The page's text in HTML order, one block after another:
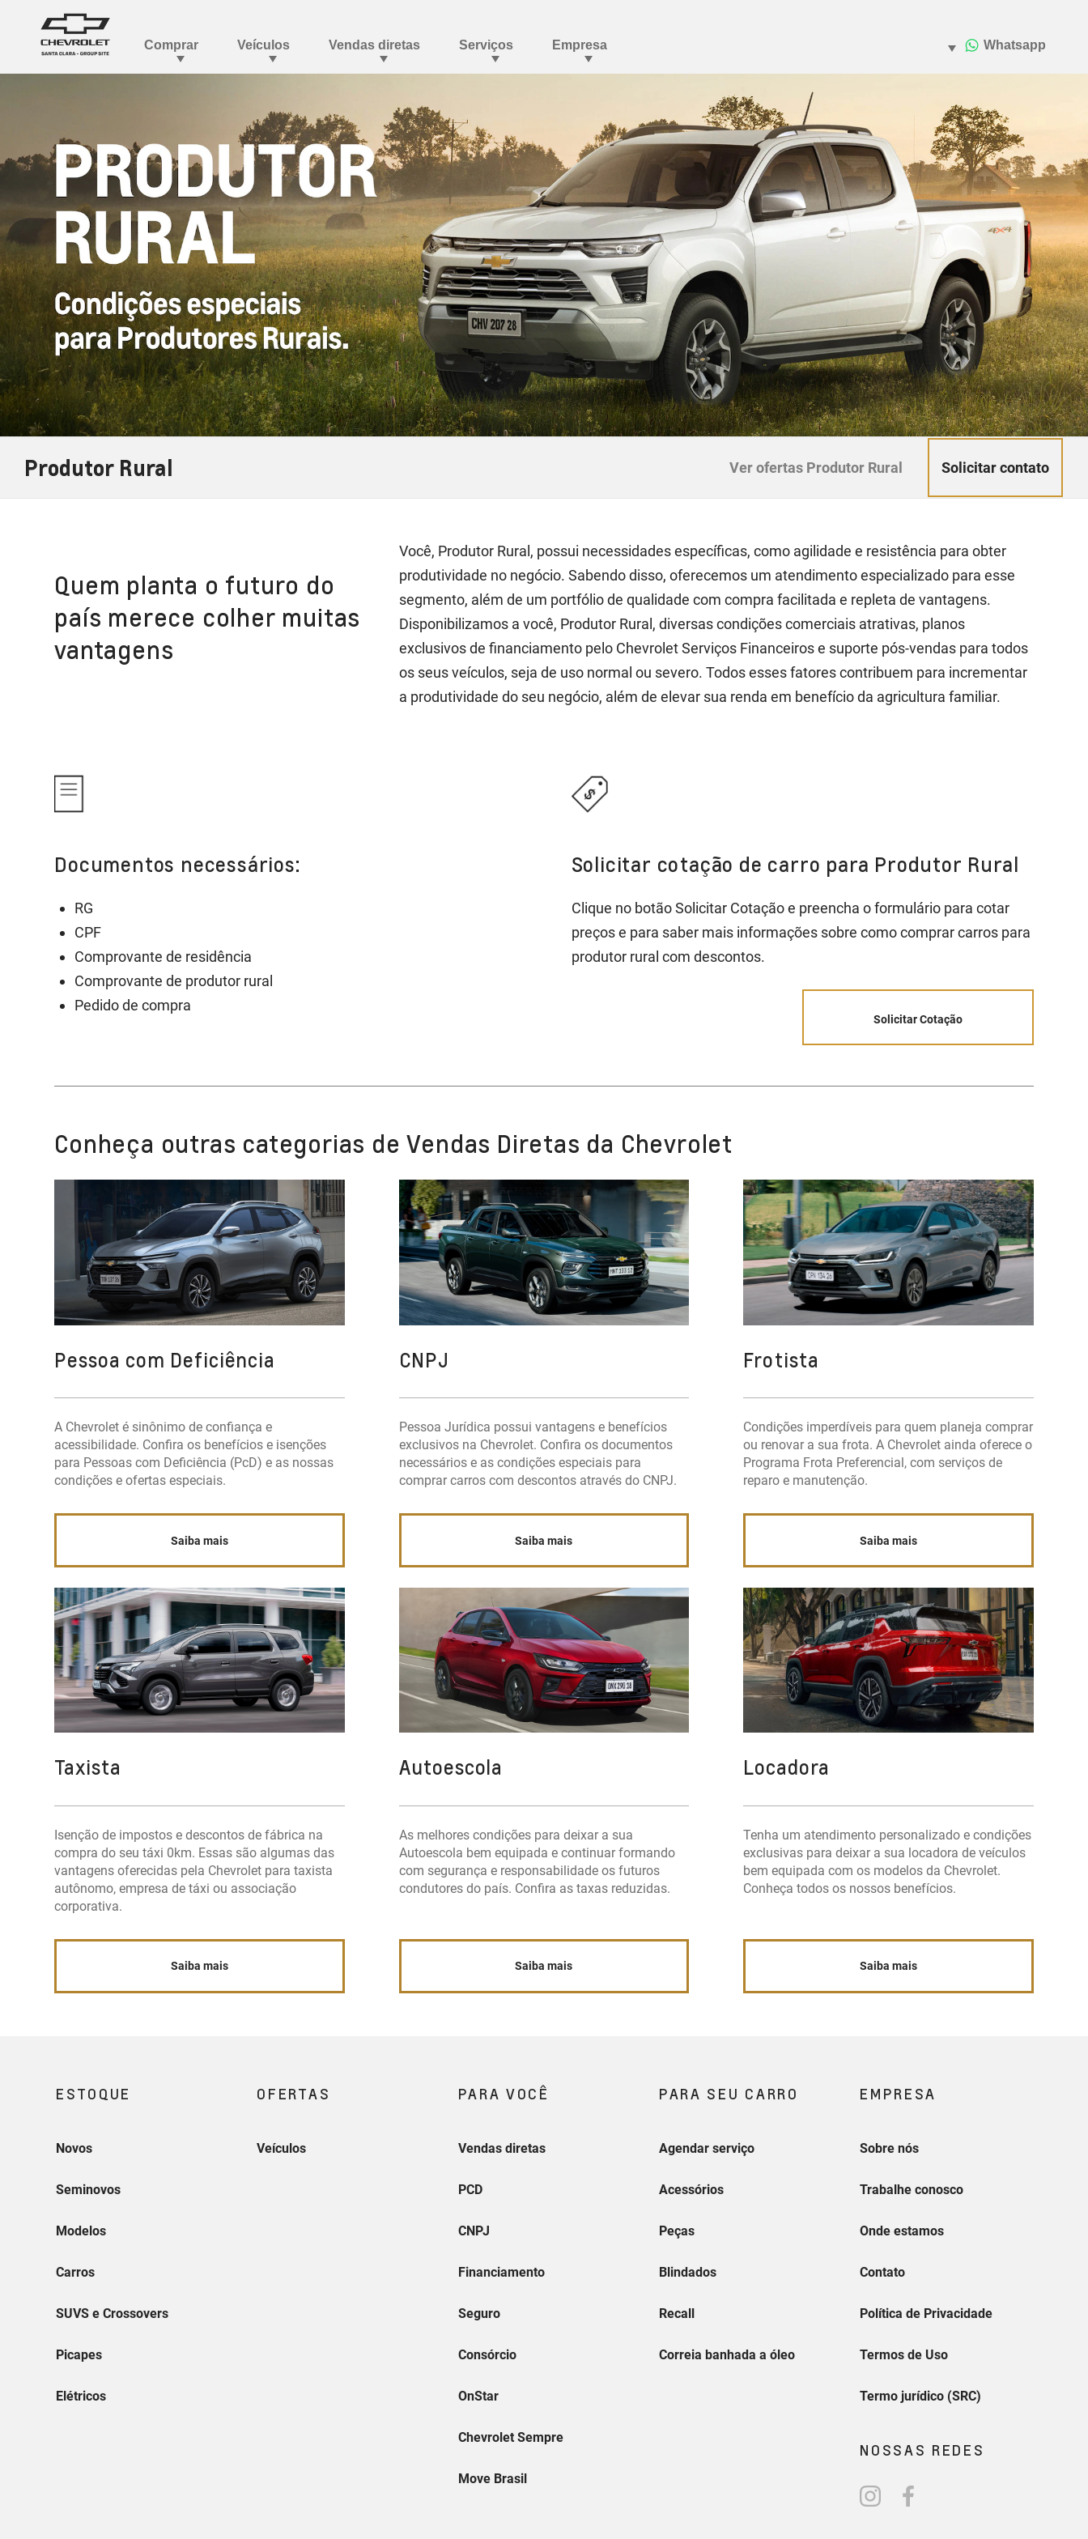
Produtor Rural Ver ofertas Produtor Rural Solicitar contato
Quem planta o futuro do
país merece colher muitas
vantagens
Você, Produtor Rural, possui necessidades específicas, como agilidade e resistência para obter
produtividade no negócio. Sabendo disso, oferecemos um atendimento especializado para esse
segmento, além de um portfólio de qualidade com compra facilitada e repleta de vantagens.
Disponibilizamos a você, Produtor Rural, diversas condições comerciais atrativas, planos
exclusivos de financiamento pelo Chevrolet Serviços Financeiros e suporte pós-vendas para todos
os seus veículos, seja de uso normal ou severo. Todos esses fatores contribuem para incrementar
a produtividade do seu negócio, além de elevar sua renda em benefício da agricultura familiar.
Documentos necessários:
RG
CPF
Comprovante de residência
Comprovante de produtor rural
Pedido de compra
Solicitar cotação de carro para Produtor Rural
Clique no botão Solicitar Cotação e preencha o formulário para cotar
preços e para saber mais informações sobre como comprar carros para
produtor rural com descontos.
Solicitar Cotação
Conheça outras categorias de Vendas Diretas da Chevrolet
Pessoa com Deficiência
A Chevrolet é sinônimo de confiança e
acessibilidade. Confira os benefícios e isenções
para Pessoas com Deficiência (PcD) e as nossas
condições e ofertas especiais.
Saiba mais
CNPJ
Pessoa Jurídica possui vantagens e benefícios
exclusivos na Chevrolet. Confira os documentos
necessários e as condições especiais para
comprar carros com descontos através do CNPJ.
Saiba mais
Frotista
Condições imperdíveis para quem planeja comprar
ou renovar a sua frota. A Chevrolet ainda oferece o
Programa Frota Preferencial, com serviços de
reparo e manutenção.
Saiba mais
Taxista
Isenção de impostos e descontos de fábrica na
compra do seu táxi 0km. Essas são algumas das
vantagens oferecidas pela Chevrolet para taxista
autônomo, empresa de táxi ou associação
corporativa.
Saiba mais
Autoescola
As melhores condições para deixar a sua
Autoescola bem equipada e continuar formando
com segurança e responsabilidade os futuros
condutores do país. Confira as taxas reduzidas.
Saiba mais
Locadora
Tenha um atendimento personalizado e condições
exclusivas para deixar a sua locadora de veículos
bem equipada com os modelos da Chevrolet.
Conheça todos os nossos benefícios.
Saiba mais